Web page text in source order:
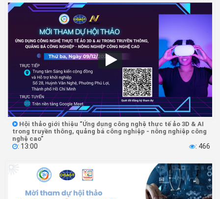
 Hội thảo giới thiệu “Ứng dụng công nghệ thực tế ảo 3D & AI
trong truyền thông, quảng bá công nghiệp - nông nghiệp công
nghệ cao”
: 13:00 : 466